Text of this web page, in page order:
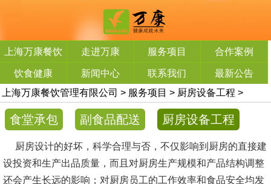
上海万康餐饮
管理有限公司
走进万康 服务项目 合作案例
饮食健康 新闻中心 联系我们
最新公告
上海万康餐饮管理有限公司 > 服务项目 > 厨房设备工程 >
食堂承包 副食品配送 厨房设备工程
厨房设计的好坏，科学合理与否，不仅影响到厨房的直接建
设投资和生产出品质量，而且对厨房生产规模和产品结构调整
还会产生长远的影响；对厨房员工的工作效率和食品安全均发